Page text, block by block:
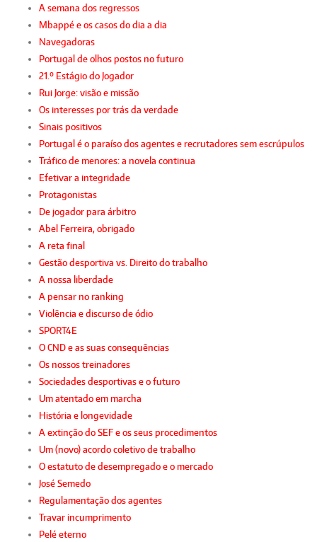
A semana dos regressos
Mbappé e os casos do dia a dia
Navegadoras
Portugal de olhos postos no futuro
21.º Estágio do Jogador
Rui Jorge: visão e missão
Os interesses por trás da verdade
Sinais positivos
Portugal é o paraíso dos agentes e recrutadores sem escrúpulos
Tráfico de menores: a novela continua
Efetivar a integridade
Protagonistas
De jogador para árbitro
Abel Ferreira, obrigado
A reta final
Gestão desportiva vs. Direito do trabalho
A nossa liberdade
A pensar no ranking
Violência e discurso de ódio
SPORT4E
O CND e as suas consequências
Os nossos treinadores
Sociedades desportivas e o futuro
Um atentado em marcha
História e longevidade
A extinção do SEF e os seus procedimentos
Um (novo) acordo coletivo de trabalho
O estatuto de desempregado e o mercado
José Semedo
Regulamentação dos agentes
Travar incumprimento
Pelé eterno